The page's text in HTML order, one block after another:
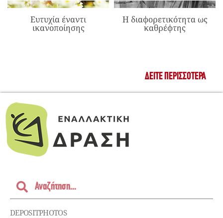
Ευτυχία έναντι
ικανοποίησης
Η διαφορετικότητα ως
καθρέφτης
ΔΕΊΤΕ ΠΕΡΙΣΣΌΤΕΡΑ
DEPOSITPHOTOS